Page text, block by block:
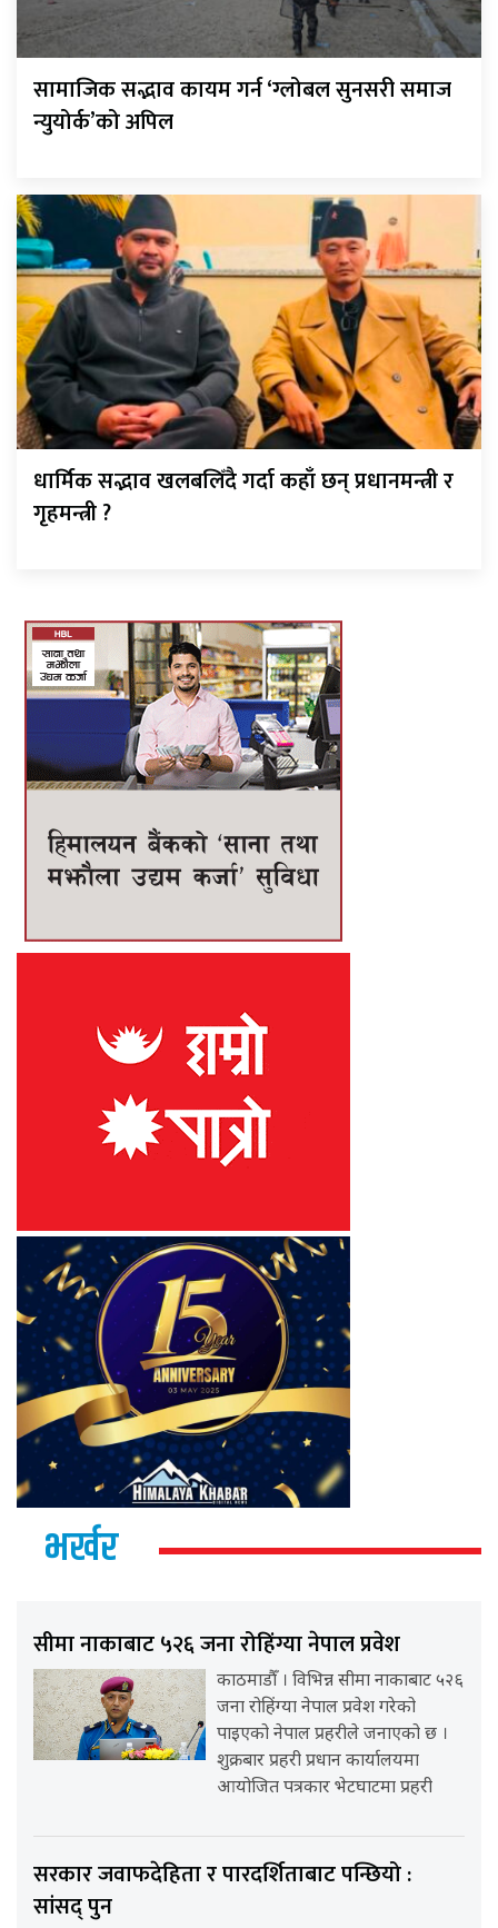
सामाजिक सद्भाव कायम गर्न ‘ग्लोबल सुनसरी समाज
न्युयोर्क’को अपिल
धार्मिक सद्भाव खलबलिँदै गर्दा कहाँ छन् प्रधानमन्त्री र
गृहमन्त्री ?
भर्खर
सीमा नाकाबाट ५२६ जना रोहिंग्या नेपाल प्रवेश
काठमाडौँ । विभिन्न सीमा नाकाबाट ५२६
जना रोहिंग्या नेपाल प्रवेश गरेको
पाइएको नेपाल प्रहरीले जनाएको छ ।
शुक्रबार प्रहरी प्रधान कार्यालयमा
आयोजित पत्रकार भेटघाटमा प्रहरी
सरकार जवाफदेहिता र पारदर्शिताबाट पन्छियो :
सांसद् पुन